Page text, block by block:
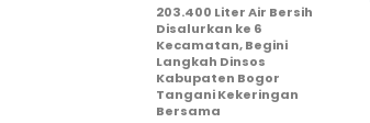
203.400 Liter Air Bersih
Disalurkan ke 6
Kecamatan, Begini
Langkah Dinsos
Kabupaten Bogor
Tangani Kekeringan
Bersama